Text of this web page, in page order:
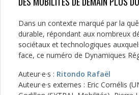
Dans un contexte marqué par la
durable, répondant aux nombreux
sociétaux et technologiques
face, ce numéro de Dynamiques
Auteur·e·s : Ritondo Rafaël
Auteur·e·s externes : Eric Cornélis